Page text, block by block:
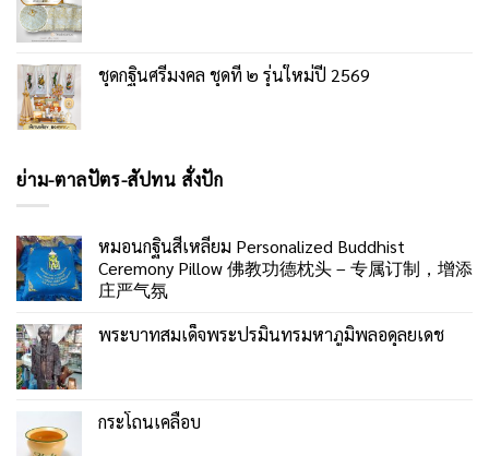
ชุดกฐินศรีมงคล ชุดที่ ๒ รุ่นใหม่ปี 2569
ย่าม-ตาลปัตร-สัปทน สั่งปัก
หมอนกฐินสี่เหลี่ยม Personalized Buddhist
Ceremony Pillow 佛教功德枕头 – 专属订制，增添
庄严气氛
พระบาทสมเด็จพระปรมินทรมหาภูมิพลอดุลยเดช
กระโถนเคลือบ